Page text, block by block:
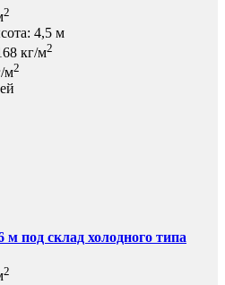
2
4,5 м
кг/м2
м2
под склад холодного типа
2